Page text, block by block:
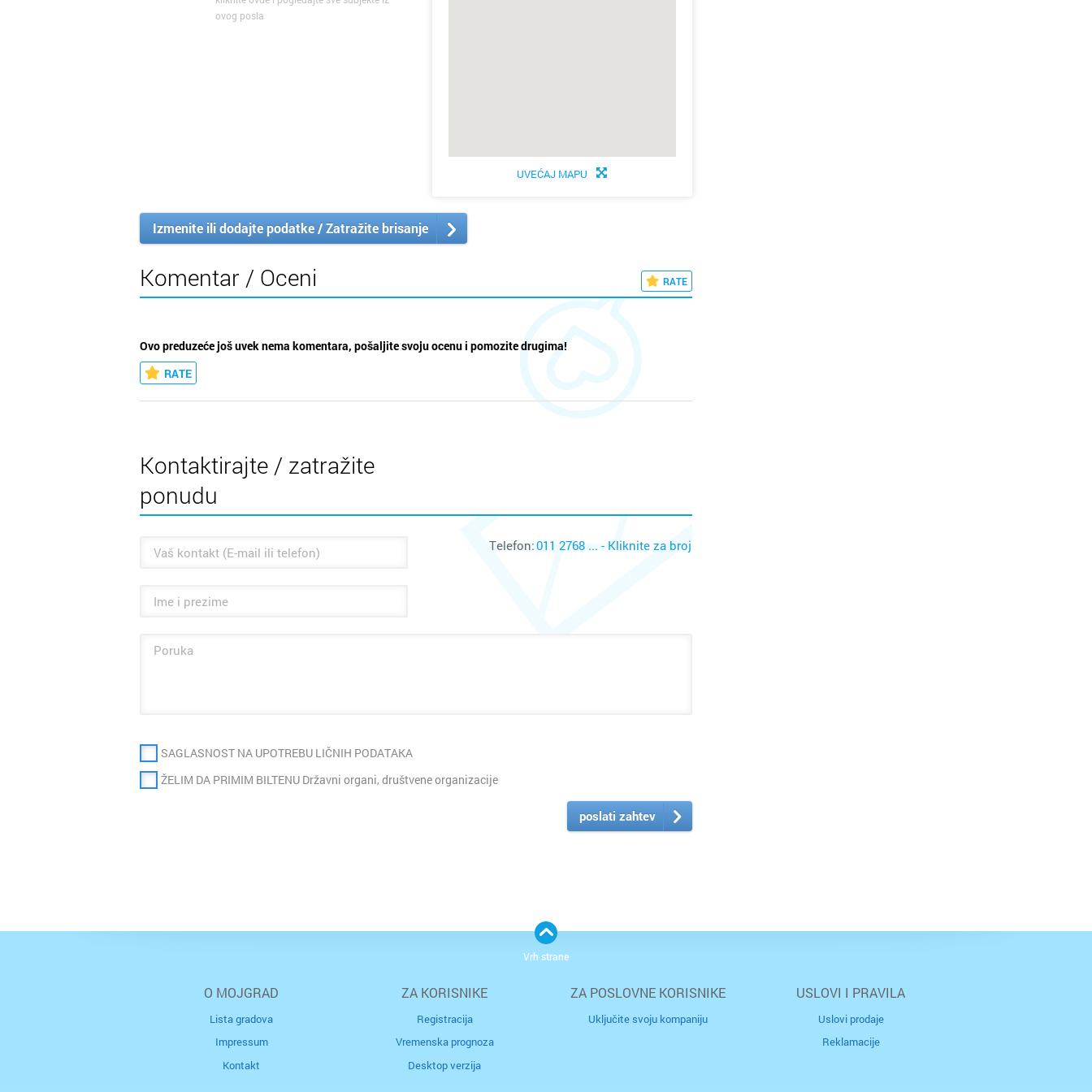
ovog posla
UVEĆAJ MAPU
Izmenite ili dodajte podatke / Zatražite brisanje
Komentar / Oceni RATE
Ovo preduzeće još uvek nema komentara, pošaljite svoju ocenu i pomozite drugima!
RATE
Kontaktirajte / zatražite
ponudu
Telefon:011 2768 ... - Kliknite za broj
SAGLASNOST NA UPOTREBU LIČNIH PODATAKA
ŽELIM DA PRIMIM BILTENU Državni organi, društvene organizacije
poslati zahtev
O MOJGRAD
Lista gradova
Impressum
Kontakt
ZA KORISNIKE
Registracija
Vremenska prognoza
Desktop verzija
ZA POSLOVNE KORISNIKE
Uključite svoju kompaniju
USLOVI I PRAVILA
Uslovi prodaje
Reklamacije
Vrh strane